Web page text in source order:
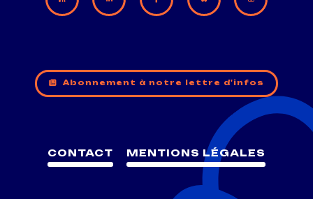
Abonnement à notre lettre d'infos
CONTACT MENTIONS LÉGALES